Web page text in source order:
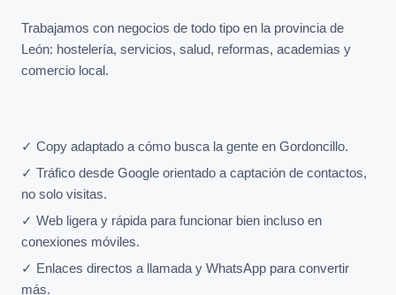
Trabajamos con negocios de todo tipo en la provincia de
León: hostelería, servicios, salud, reformas, academias y
comercio local.
✓ Copy adaptado a cómo busca la gente en Gordoncillo.
✓ Tráfico desde Google orientado a captación de contactos,
no solo visitas.
✓ Web ligera y rápida para funcionar bien incluso en
conexiones móviles.
✓ Enlaces directos a llamada y WhatsApp para convertir
más.